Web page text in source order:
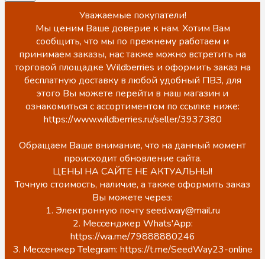
Уважаемые покупатели!
Мы ценим Ваше доверие к нам. Хотим Вам
сообщить, что мы по прежнему работаем и
принимаем заказы, нас также можно встретить на
торговой площадке Wildberries и оформить заказ на
бесплатную доставку в любой удобный ПВЗ, для
этого Вы можете перейти в наш магазин и
ознакомиться с ассортиментом по ссылке ниже:
https://www.wildberries.ru/seller/3937380
Обращаем Ваше внимание, что на данный момент
происходит обновление сайта.
ЦЕНЫ НА САЙТЕ НЕ АКТУАЛЬНЫ!
Точную стоимость, наличие, а также оформить заказ
Вы можете через:
1. Электронную почту seed.way@mail.ru
2. Мессенджер Whats'App:
https://wa.me/79888880246
3. Мессенжер Telegram: https://t.me/SeedWay23-online